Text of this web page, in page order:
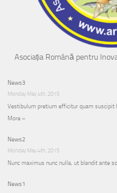
Asociația Română pentru
News3
Monday May 4th, 2015
Vestibulum pretium efficitur quam suscipit
More »
News2
Monday May 4th, 2015
Nunc maximus nunc nulla, ut blandit ante
News1